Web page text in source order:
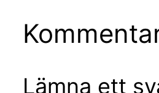
Lämna ett